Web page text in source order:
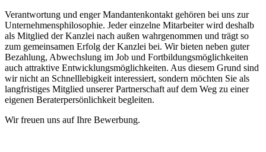
Verantwortung und enger Mandantenkontakt gehören bei uns zur
Unternehmensphilosophie. Jeder einzelne Mitarbeiter wird deshalb
als Mitglied der Kanzlei nach außen wahrgenommen und trägt so
zum gemeinsamen Erfolg der Kanzlei bei. Wir bieten neben guter
Bezahlung, Abwechslung im Job und Fortbildungsmöglichkeiten
auch attraktive Entwicklungsmöglichkeiten. Aus diesem Grund sind
wir nicht an Schnelllebigkeit interessiert, sondern möchten Sie als
langfristiges Mitglied unserer Partnerschaft auf dem Weg zu einer
eigenen Beraterpersönlichkeit begleiten.
Wir freuen uns auf Ihre Bewerbung.